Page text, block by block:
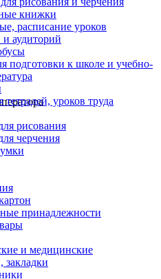
книжки
расписание уроков
и аудиторий
подготовки к школе и учебно-
уроков труда
рисования
черчения
принадлежности
и медицинские
закладки